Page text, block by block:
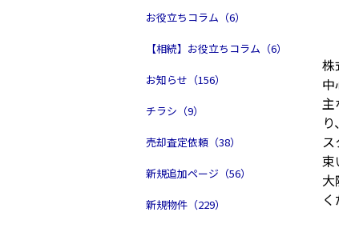
お役立ちコラム（6）
【相続】お役立ちコラム（6）
お知らせ（156）
チラシ（9）
売却査定依頼（38）
新規追加ページ（56）
新規物件（229）
株
中
主
束
く